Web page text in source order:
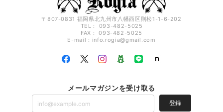
〒807-0831 福岡県北九州市八幡西区則松1-1-6-202
TEL： 093-482-5025
FAX： 093-482-5025
E-mail： info.rogia@gmail.com
メールマガジンを受け取る
登録